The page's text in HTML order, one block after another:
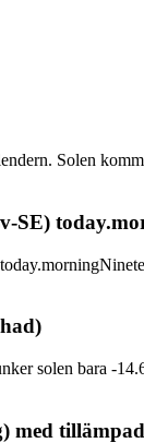
Solen
SE)
solen bara -
med